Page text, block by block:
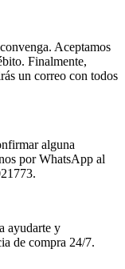
Aceptamos
Finalmente,
un correo con todos
alguna
por WhatsApp al
ayudarte y
de compra 24/7.